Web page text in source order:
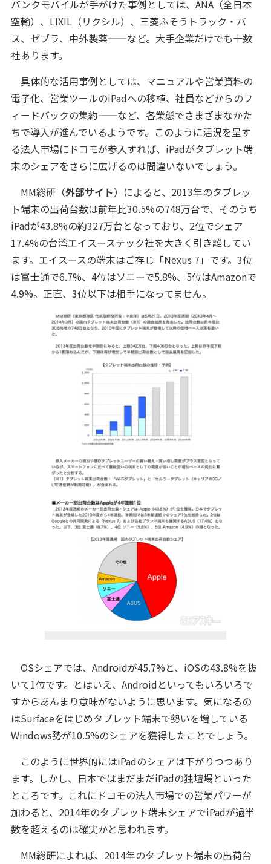
バンクモバイルが手がけた事例としては、ANA（全日本
空輸）、LIXIL（リクシル）、三菱ふそうトラック・バ
ス、ゼブラ、中外製薬——など。大手企業だけでも十数
社あります。
具体的な活用事例としては、マニュアルや営業資料の
電子化、営業ツールのiPadへの移植、社員などからのフ
ィードバックの集約——など、各業態でさまざまなかた
ちで導入が進んでいるようです。 このように活況を呈す
る法人市場にドコモが参入すれば、iPadがタブレット端
末のシェアをさらに広げるのは間違いないでしょう。
MM総研（外部サイト）によると、2013年のタブレッ
ト端末の出荷台数は前年比30.5%の748万台で、そのうち
iPadが43.8%の約327万台となっており、2位でシェア
17.4%の台湾エイスーステック社を大きく引き離してい
ます。エイスースの端末はご存じ「Nexus 7」 です。3位
は富士通で6.7%、4位はソニーで5.8%、5位はAmazonで
4.9%。正直、3位以下は相手になってません。
OSシェアでは、Androidが45.7%と、iOSの43.8%を抜
いて1位です。とはいえ、Androidといってもいろいろで
すからあんまり意味がないように思います。気になるの
はSurfaceをはじめタブレット端末で勢いを増している
Windows勢が10.5%のシェアを獲得したことでしょう。
このように世界的にはiPadのシェアは下がりつつあり
ます。しかし、日本ではまだまだiPadの独壇場といった
ところです。これに ドコモの法人市場での営業パワーが
加わると、2014年のタブレット端末シェアでiPadが過半
数を超えるのは確実かと思われます。
MM総研によれば、2014年のタブレット端末の出荷台